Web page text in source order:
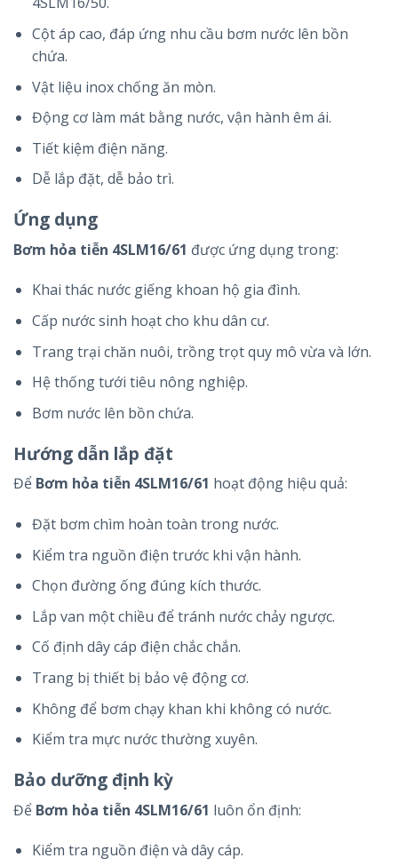
Cột áp cao, đáp ứng nhu cầu bơm nước lên bồn
chứa.
Vật liệu inox chống ăn mòn.
Động cơ làm mát bằng nước, vận hành êm ái.
Tiết kiệm điện năng.
Dễ lắp đặt, dễ bảo trì.
Ứng dụng
Bơm hỏa tiễn 4SLM16/61 được ứng dụng trong:
Khai thác nước giếng khoan hộ gia đình.
Cấp nước sinh hoạt cho khu dân cư.
Trang trại chăn nuôi, trồng trọt quy mô vừa và lớn.
Hệ thống tưới tiêu nông nghiệp.
Bơm nước lên bồn chứa.
Hướng dẫn lắp đặt
Để Bơm hỏa tiễn 4SLM16/61 hoạt động hiệu quả:
Đặt bơm chìm hoàn toàn trong nước.
Kiểm tra nguồn điện trước khi vận hành.
Chọn đường ống đúng kích thước.
Lắp van một chiều để tránh nước chảy ngược.
Cố định dây cáp điện chắc chắn.
Trang bị thiết bị bảo vệ động cơ.
Không để bơm chạy khan khi không có nước.
Kiểm tra mực nước thường xuyên.
Bảo dưỡng định kỳ
Để Bơm hỏa tiễn 4SLM16/61 luôn ổn định:
Kiểm tra nguồn điện và dây cáp.